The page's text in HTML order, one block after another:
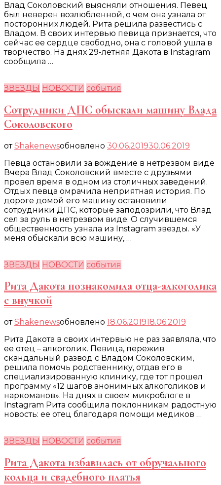
Влад Соколовский выясняли отношения. Певец
был неверен возлюбленной, о чем она узнала от
посторонних людей. Рита решила развестись с
Владом. В своих интервью певица признается, что
сейчас ее сердце свободно, она с головой ушла в
творчество. На днях 29-летняя Дакота в Instagram
сообщила …
ЗВЕЗДЫ НОВОСТИ события
Сотрудники ДПС обыскали машину Влада
Соколовского
отShakenewsобновлено 30.06.201930.06.2019
Певца остановили за вождение в нетрезвом виде
Вчера Влад Соколовский вместе с друзьями
провел время в одном из столичных заведений.
Отдых певца омрачила неприятная история. По
дороге домой его машину остановили
сотрудники ДПС, которые заподозрили, что Влад
сел за руль в нетрезвом виде. О случившемся
общественность узнала из Instagram звезды. «У
меня обыскали всю машину, …
ЗВЕЗДЫ НОВОСТИ события
Рита Дакота познакомила отца-алкоголика
с внучкой
отShakenewsобновлено 18.06.201918.06.2019
Рита Дакота в своих интервью не раз заявляла, что
ее отец – алкоголик. Певица, пережив
скандальный развод с Владом Соколовским,
решила помочь родственнику, отдав его в
специализированную клинику, где тот прошел
программу «12 шагов анонимных алкоголиков и
наркоманов». На днях в своем микроблоге в
Instagram Рита сообщила поклонникам радостную
новость: ее отец благодаря помощи медиков …
ЗВЕЗДЫ НОВОСТИ события
Рита Дакота избавилась от обручального
кольца и свадебного платья